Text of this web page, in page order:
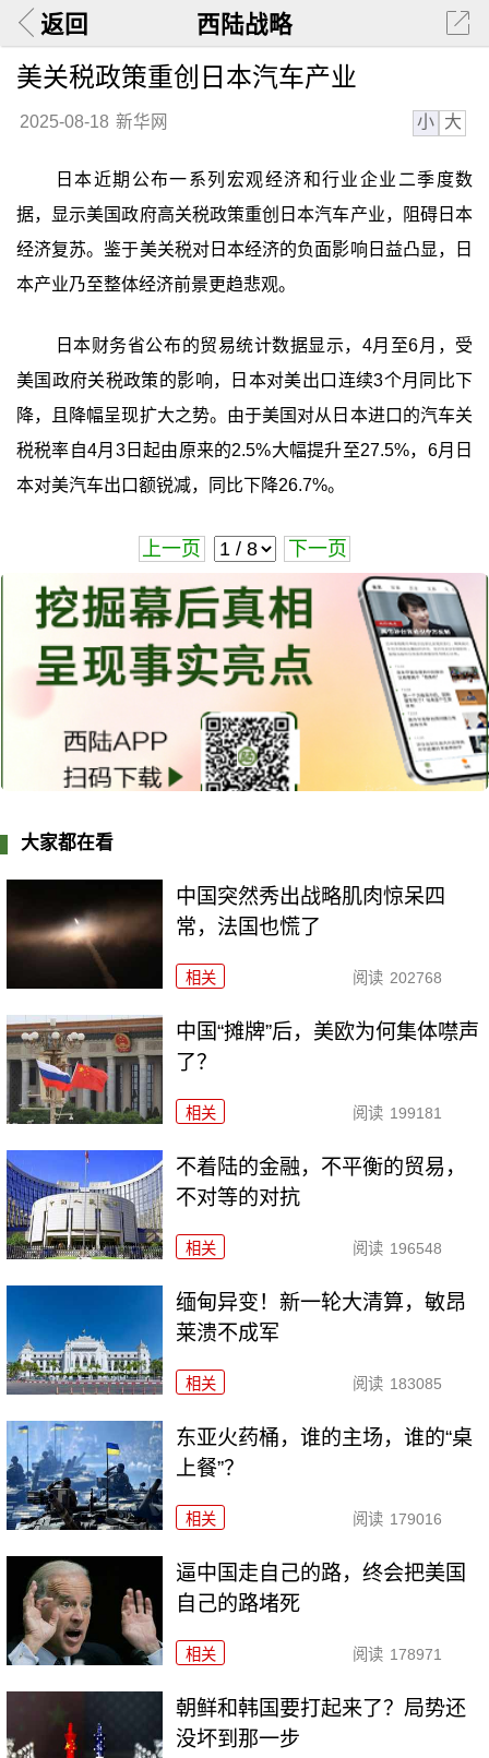
返回 西陆战略
美关税政策重创日本汽车产业
2025-08-18 新华网 小 大
日本近期公布一系列宏观经济和行业企业二季度数
据，显示美国政府高关税政策重创日本汽车产业，阻碍日本
经济复苏。鉴于美关税对日本经济的负面影响日益凸显，日
本产业乃至整体经济前景更趋悲观。
日本财务省公布的贸易统计数据显示，4月至6月，受
美国政府关税政策的影响，日本对美出口连续3个月同比下
降，且降幅呈现扩大之势。由于美国对从日本进口的汽车关
税税率自4月3日起由原来的2.5%大幅提升至27.5%，6月日
本对美汽车出口额锐减，同比下降26.7%。
上一页 下一页
大家都在看
中国突然秀出战略肌肉惊呆四
常，法国也慌了
相关 阅读 202768
中国“摊牌”后，美欧为何集体噤声
了？
相关 阅读 199181
不着陆的金融，不平衡的贸易，
不对等的对抗
相关 阅读 196548
缅甸异变！新一轮大清算，敏昂
莱溃不成军
相关 阅读 183085
东亚火药桶，谁的主场，谁的“桌
上餐”？
相关 阅读 179016
逼中国走自己的路，终会把美国
自己的路堵死
相关 阅读 178971
朝鲜和韩国要打起来了？局势还
没坏到那一步